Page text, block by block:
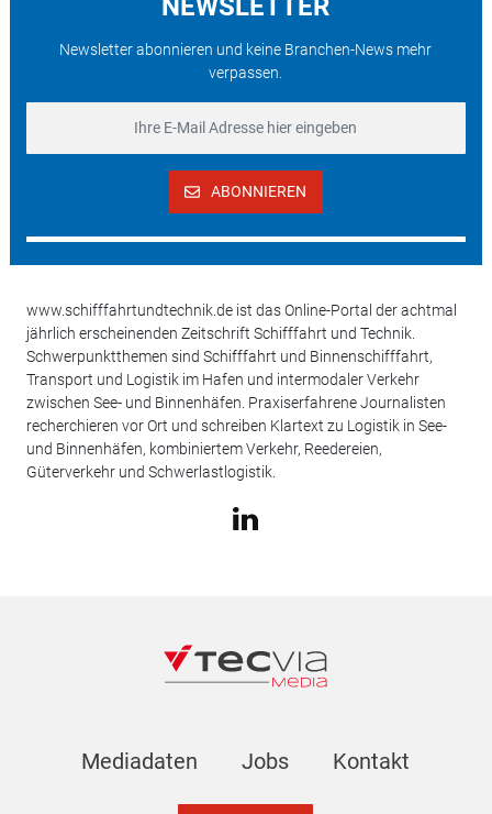
NEWSLETTER
Newsletter abonnieren und keine Branchen-News mehr
verpassen.
ABONNIEREN
www.schifffahrtundtechnik.de ist das Online-Portal der achtmal
jährlich erscheinenden Zeitschrift Schifffahrt und Technik.
Schwerpunktthemen sind Schifffahrt und Binnenschifffahrt,
Transport und Logistik im Hafen und intermodaler Verkehr
zwischen See- und Binnenhäfen. Praxiserfahrene Journalisten
recherchieren vor Ort und schreiben Klartext zu Logistik in See-
und Binnenhäfen, kombiniertem Verkehr, Reedereien,
Güterverkehr und Schwerlastlogistik.
Mediadaten Jobs Kontakt